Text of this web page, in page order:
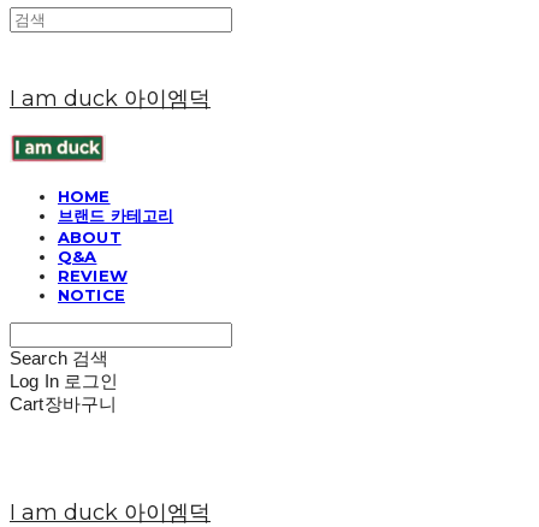
I am duck 아이엠덕
HOME
브랜드 카테고리
ABOUT
Q&A
REVIEW
NOTICE
Search 검색
Log In 로그인
Cart장바구니
I am duck 아이엠덕